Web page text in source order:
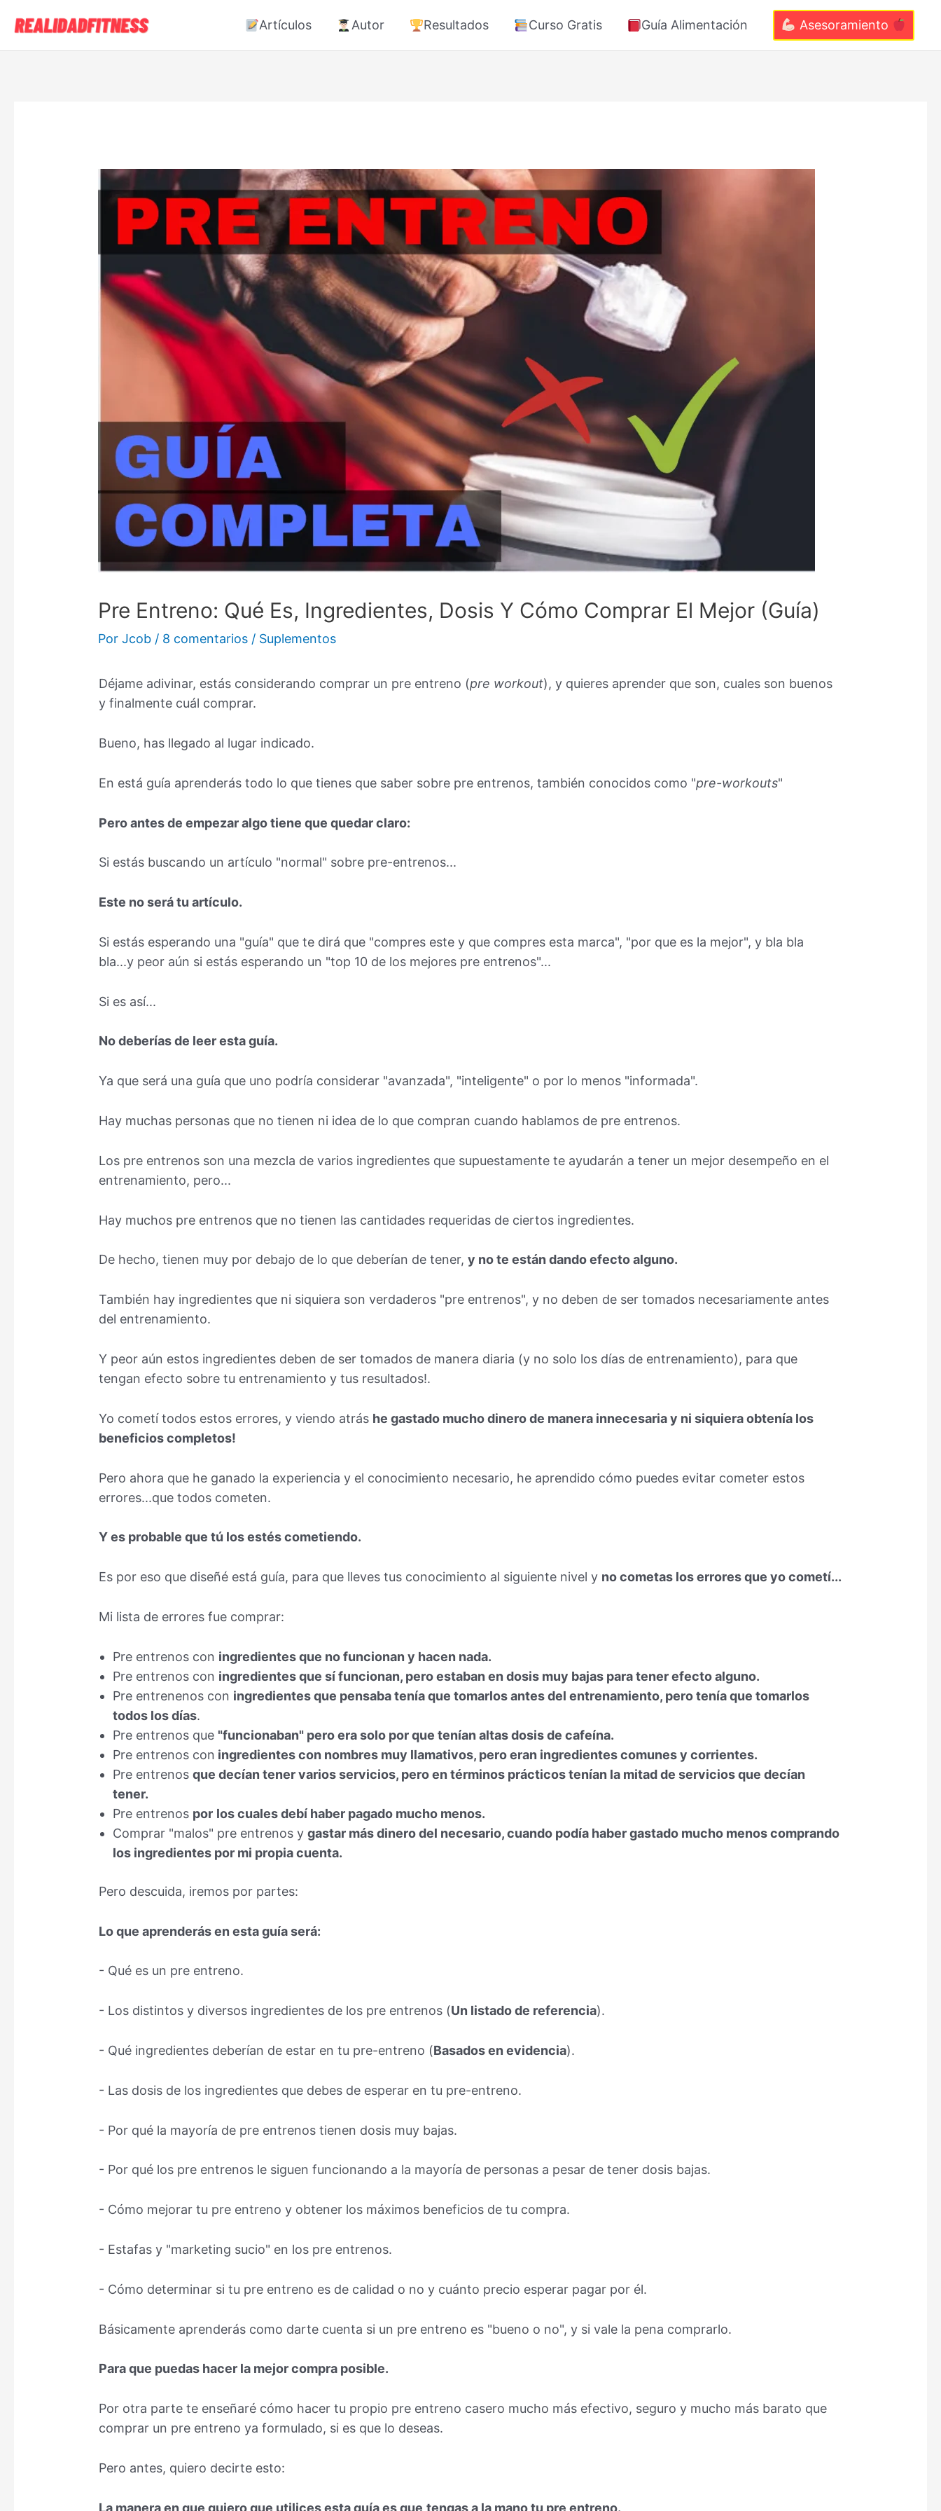
Artículos Autor Resultados Curso Gratis Guía Alimentación Asesoramiento
Pre Entreno: Qué Es, Ingredientes, Dosis Y Cómo Comprar El Mejor (Guía)
PorJcob / 8 comentarios / Suplementos
Déjame adivinar, estás considerando comprar un pre entreno (pre workout), y quieres aprender que son, cuales son buenos
y finalmente cuál comprar.
Bueno, has llegado al lugar indicado.
En está guía aprenderás todo lo que tienes que saber sobre pre entrenos, también conocidos como "pre-workouts"
Pero antes de empezar algo tiene que quedar claro:
Si estás buscando un artículo "normal" sobre pre-entrenos...
Este no será tu artículo.
Si estás esperando una "guía" que te dirá que "compres este y que compres esta marca", "por que es la mejor", y bla bla
bla...y peor aún si estás esperando un "top 10 de los mejores pre entrenos"...
Si es así...
No deberías de leer esta guía.
Ya que será una guía que uno podría considerar "avanzada", "inteligente" o por lo menos "informada".
Hay muchas personas que no tienen ni idea de lo que compran cuando hablamos de pre entrenos.
Los pre entrenos son una mezcla de varios ingredientes que supuestamente te ayudarán a tener un mejor desempeño en el
entrenamiento, pero...
Hay muchos pre entrenos que no tienen las cantidades requeridas de ciertos ingredientes.
De hecho, tienen muy por debajo de lo que deberían de tener,y no te están dando efecto alguno.
También hay ingredientes que ni siquiera son verdaderos "pre entrenos", y no deben de ser tomados necesariamente antes
del entrenamiento.
Y peor aún estos ingredientes deben de ser tomados de manera diaria (y no solo los días de entrenamiento), para que
tengan efecto sobre tu entrenamiento y tus resultados!.
Yo cometí todos estos errores, y viendo atrás he gastado mucho dinero de manera innecesaria y ni siquiera obtenía los
beneficios completos!
Pero ahora que he ganado la experiencia y el conocimiento necesario, he aprendido cómo puedes evitar cometer estos
errores...que todos cometen.
Y es probable que tú los estés cometiendo.
Es por eso que diseñé está guía, para que lleves tus conocimiento al siguiente nivel y no cometas los errores que yo cometí...
Mi lista de errores fue comprar:
Pre entrenos con ingredientes que no funcionan y hacen nada.
Pre entrenos con ingredientes que sí funcionan, pero estaban en dosis muy bajas para tener efecto alguno.
Pre entrenenos con ingredientes que pensaba tenía que tomarlos antes del entrenamiento, pero tenía que tomarlos
todos los días.
Pre entrenos que "funcionaban" pero era solo por que tenían altas dosis de cafeína.
Pre entrenos con ingredientes con nombres muy llamativos, pero eran ingredientes comunes y corrientes.
Pre entrenosque decían tener varios servicios, pero en términos prácticos tenían la mitad de servicios que decían
tener.
Pre entrenos por los cuales debí haber pagado mucho menos.
Comprar "malos" pre entrenos ygastar más dinero del necesario, cuando podía haber gastado mucho menos comprando
los ingredientes por mi propia cuenta.
Pero descuida, iremos por partes:
Lo que aprenderás en esta guía será:
- Qué es un pre entreno.
- Los distintos y diversos ingredientes de los pre entrenos (Un listado de referencia).
- Qué ingredientes deberían de estar en tu pre-entreno (Basados en evidencia).
- Las dosis de los ingredientes que debes de esperar en tu pre-entreno.
- Por qué la mayoría de pre entrenos tienen dosis muy bajas.
- Por qué los pre entrenos le siguen funcionando a la mayoría de personas a pesar de tener dosis bajas.
- Cómo mejorar tu pre entreno y obtener los máximos beneficios de tu compra.
- Estafas y "marketing sucio" en los pre entrenos.
- Cómo determinar si tu pre entreno es de calidad o no y cuánto precio esperar pagar por él.
Básicamente aprenderás como darte cuenta si un pre entreno es "bueno o no", y si vale la pena comprarlo.
Para que puedas hacer la mejor compra posible.
Por otra parte te enseñaré cómo hacer tu propio pre entreno casero mucho más efectivo, seguro y mucho más barato que
comprar un pre entreno ya formulado, si es que lo deseas.
Pero antes, quiero decirte esto:
La manera en que quiero que utilices esta guía es que tengas a la mano tu pre entreno.